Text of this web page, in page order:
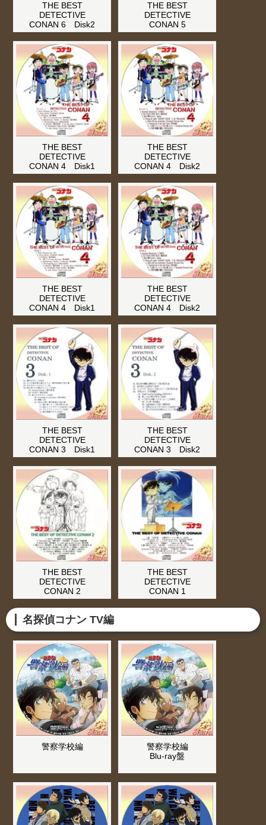
THE BEST
DETECTIVE
CONAN 6 Disk2
THE BEST
DETECTIVE
CONAN 5
THE BEST
DETECTIVE
CONAN 4 Disk1
THE BEST
DETECTIVE
CONAN 4 Disk2
THE BEST
DETECTIVE
CONAN 4 Disk1
THE BEST
DETECTIVE
CONAN 4 Disk2
THE BEST
DETECTIVE
CONAN 3 Disk1
THE BEST
DETECTIVE
CONAN 3 Disk2
THE BEST
DETECTIVE
CONAN 2
THE BEST
DETECTIVE
CONAN 1
名探偵コナン TV編
警察学校編
警察学校編
Blu-ray盤